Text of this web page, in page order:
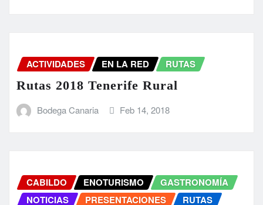
ACTIVIDADES EN LA RED RUTAS
Rutas 2018 Tenerife Rural
Bodega Canaria Feb 14, 2018
CABILDO ENOTURISMO
GASTRONOMÍA
NOTICIAS
PRESENTACIONES RUTAS